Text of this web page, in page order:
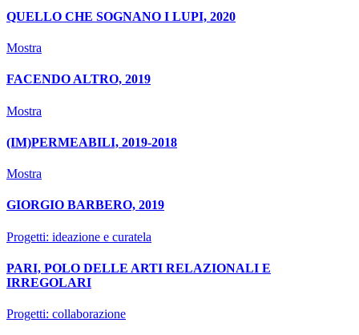
QUELLO CHE SOGNANO I LUPI, 2020
Mostra
FACENDO ALTRO, 2019
Mostra
(IM)PERMEABILI, 2019-2018
Mostra
GIORGIO BARBERO, 2019
Progetti: ideazione e curatela
PARI, POLO DELLE ARTI RELAZIONALI E
IRREGOLARI
Progetti: collaborazione